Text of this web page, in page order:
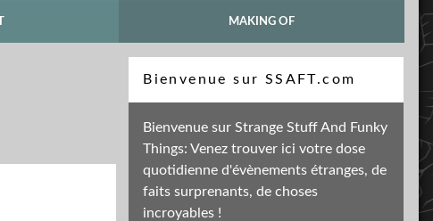
MAKING OF
Bienvenue sur SSAFT.com
Bienvenue sur Strange Stuff And Funky
Things: Venez trouver ici votre dose
quotidienne d'évènements étranges, de
faits surprenants, de choses
incroyables !
Recherche
Soutenez mon activité